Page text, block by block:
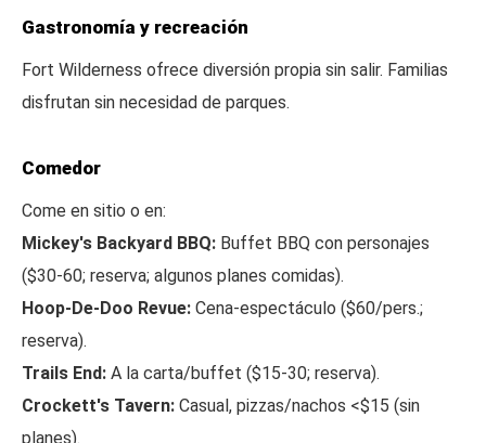
Gastronomía y recreación
Fort Wilderness ofrece diversión propia sin salir. Familias
disfrutan sin necesidad de parques.
Comedor
Come en sitio o en:
Mickey's Backyard BBQ: Buffet BBQ con personajes
($30-60; reserva; algunos planes comidas).
Hoop-De-Doo Revue: Cena-espectáculo ($60/pers.;
reserva).
Trails End: A la carta/buffet ($15-30; reserva).
Crockett's Tavern: Casual, pizzas/nachos <$15 (sin
planes).